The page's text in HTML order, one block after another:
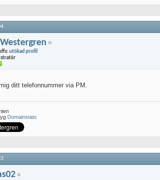
utökad profil
ditt telefonnummer via PM.
Domainstats